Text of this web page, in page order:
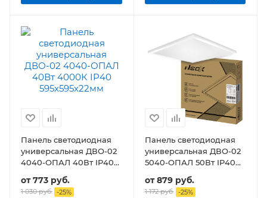
Панель светодиодная
универсальная ДВО-02
4040-ОПАЛ 40Вт IP40
от773 руб.
1 030 руб. -25%
Панель светодиодная
универсальная ДВО-02
5040-ОПАЛ 50Вт IP40
от879 руб.
1 172 руб. -25%